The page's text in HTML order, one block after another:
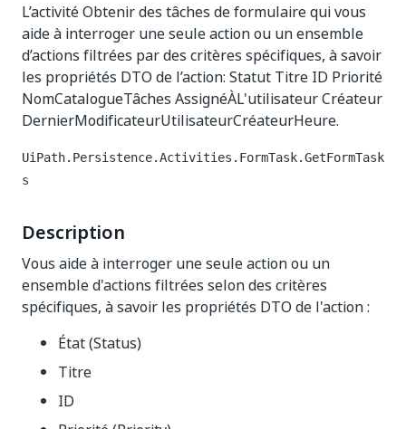
L’activité Obtenir des tâches de formulaire qui vous
aide à interroger une seule action ou un ensemble
d’actions filtrées par des critères spécifiques, à savoir
les propriétés DTO de l’action: Statut Titre ID Priorité
NomCatalogueTâches AssignéÀL'utilisateur Créateur
DernierModificateurUtilisateurCréateurHeure.
UiPath.Persistence.Activities.FormTask.GetFormTask
s
Description
Vous aide à interroger une seule action ou un
ensemble d'actions filtrées selon des critères
spécifiques, à savoir les propriétés DTO de l'action :
État (Status)
Titre
ID